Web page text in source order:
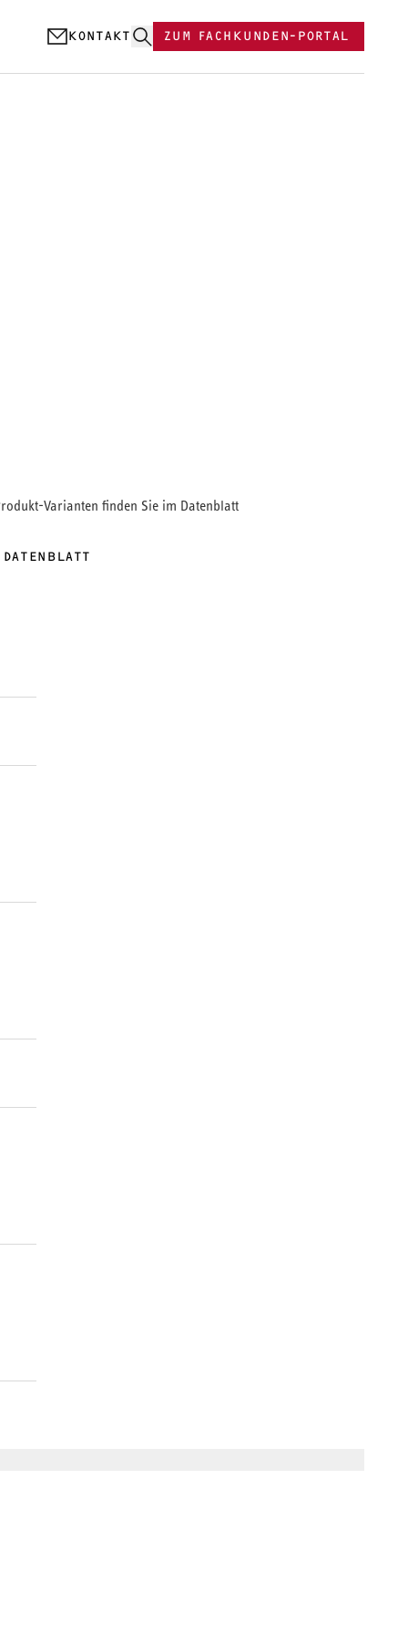
KONTAKT ZUM FACHKUNDEN-PORTAL
Varianten finden Sie im Datenblatt